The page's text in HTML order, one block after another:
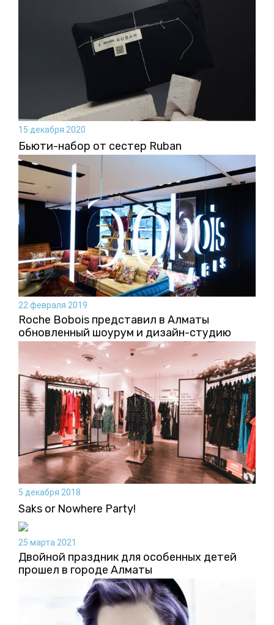
15 декабря 2020
Бьюти-набор от сестер Ruban
22 февраля 2019
Roche Bobois представил в Алматы
обновленный шоурум и дизайн-студию
5 декабря 2018
Saks or Nowhere Party!
25 марта 2021
Двойной праздник для особенных детей
прошел в городе Алматы